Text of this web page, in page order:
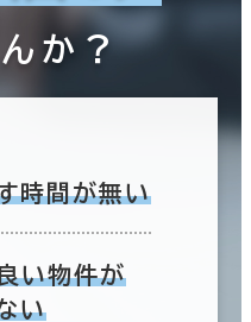
か？
時間が無い
い物件が
い